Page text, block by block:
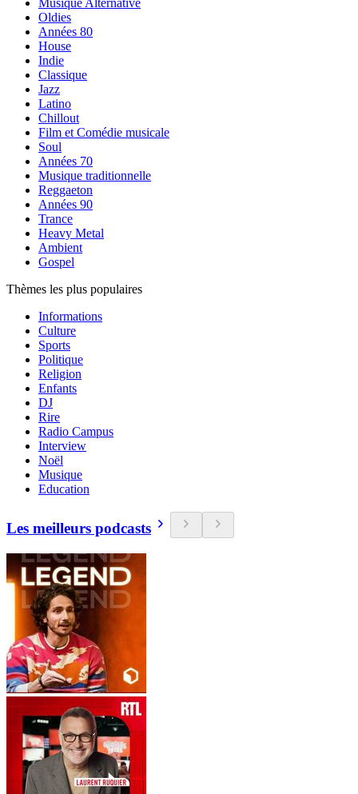
Musique Alternative
Oldies
Années 80
House
Indie
Classique
Jazz
Latino
Chillout
Film et Comédie musicale
Soul
Années 70
Musique traditionnelle
Reggaeton
Années 90
Trance
Heavy Metal
Ambient
Gospel
Thèmes les plus populaires
Informations
Culture
Sports
Politique
Religion
Enfants
DJ
Rire
Radio Campus
Interview
Noël
Musique
Education
Les meilleurs podcasts